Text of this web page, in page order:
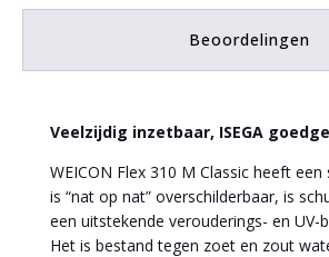
Beoordelingen
Veelzijdig inzetbaar, ISEGA
WEICON Flex 310 M Classic heeft
is “nat op nat” overschilderbaar, is
een uitstekende verouderings- en UV-
Het is bestand tegen zoet en zout